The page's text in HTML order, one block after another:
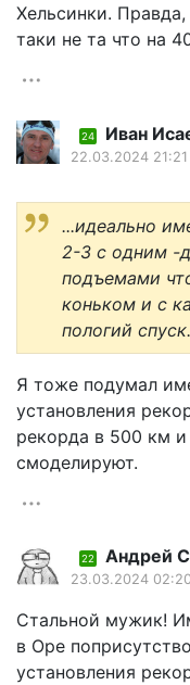
Хельсинки.
таки не та что на
24 Иван
22.03.2024 21:21
...идеально
2-3 с одним -
подъемами
коньком и с
пологий
Я тоже подумал
установления
рекорда в 500 км
смоделируют.
22 Андрей
23.03.2024 02:20
Стальной мужик!
в Оре
установления